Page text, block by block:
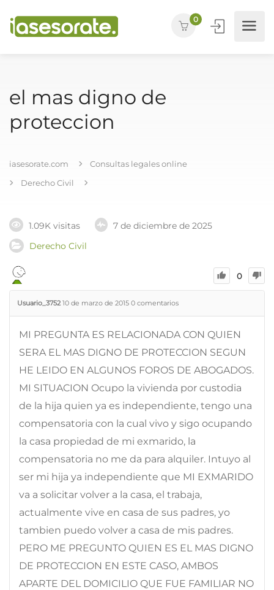
0
el mas digno de
proteccion
iasesorate.com
Consultas legales online
Derecho Civil
1.09K visitas
7 de diciembre de 2025
Derecho Civil
0
Usuario_3752 10 de marzo de 2015 0 comentarios
MI PREGUNTA ES RELACIONADA CON QUIEN
SERA EL MAS DIGNO DE PROTECCION SEGUN
HE LEIDO EN ALGUNOS FOROS DE ABOGADOS.
MI SITUACION Ocupo la vivienda por custodia
de la hija quien ya es independiente, tengo una
compensatoria con la cual vivo y sigo ocupando
la casa propiedad de mi exmarido, la
compensatoria no me da para alquiler. Intuyo al
ser mi hija ya independiente que MI EXMARIDO
va a solicitar volver a la casa, el trabaja,
actualmente vive en casa de sus padres, yo
tambien puedo volver a casa de mis padres.
PERO ME PREGUNTO QUIEN ES EL MAS DIGNO
DE PROTECCION EN ESTE CASO, AMBOS
APARTE DEL DOMICILIO QUE FUE FAMILIAR NO